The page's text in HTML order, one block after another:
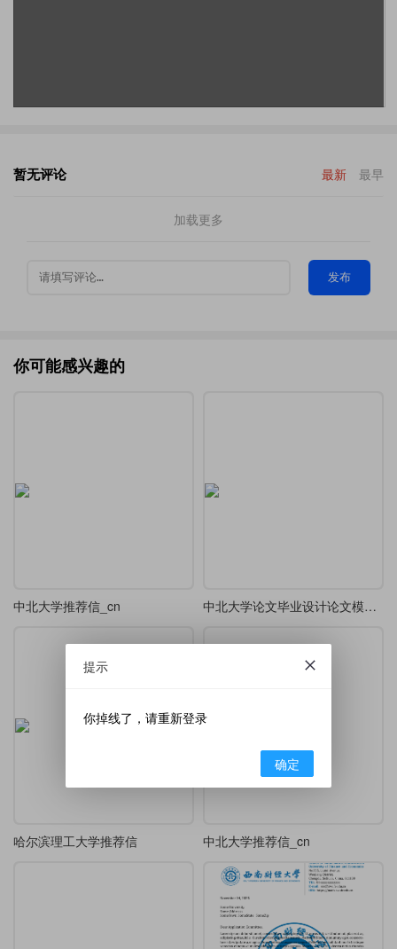
暂无评论 最新 最早
加载更多
发布
你可能感兴趣的
中北大学推荐信_cn 中北大学论文毕业设计论文模板1.0
哈尔滨理工大学推荐信 中北大学推荐信_cn
提示
你掉线了，请重新登录
确定